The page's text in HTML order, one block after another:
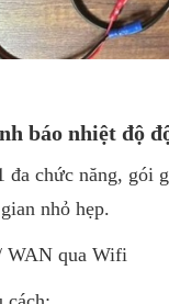
báo nhiệt độ
chức năng, gói
nhỏ hẹp.
WAN qua Wifi